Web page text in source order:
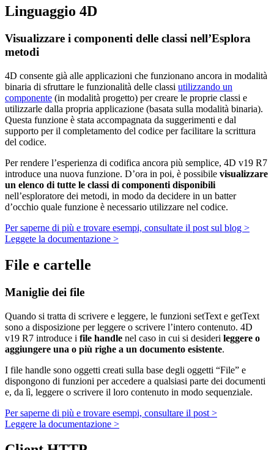
Linguaggio 4D
Visualizzare i componenti delle classi nell’Esplora
metodi
4D consente già alle applicazioni che funzionano ancora in modalità
binaria di sfruttare le funzionalità delle classi utilizzando un
componente (in modalità progetto) per creare le proprie classi e
utilizzarle dalla propria applicazione (basata sulla modalità binaria).
Questa funzione è stata accompagnata da suggerimenti e dal
supporto per il completamento del codice per facilitare la scrittura
del codice.
Per rendere l’esperienza di codifica ancora più semplice, 4D v19 R7
introduce una nuova funzione. D’ora in poi, è possibile visualizzare
un elenco di tutte le classi di componenti disponibili
nell’esploratore dei metodi, in modo da decidere in un batter
d’occhio quale funzione è necessario utilizzare nel codice.
Per saperne di più e trovare esempi, consultate il post sul blog >
Leggete la documentazione >
File e cartelle
Maniglie dei file
Quando si tratta di scrivere e leggere, le funzioni setText e getText
sono a disposizione per leggere o scrivere l’intero contenuto. 4D
v19 R7 introduce i file handle nel caso in cui si desideri leggere o
aggiungere una o più righe a un documento esistente.
I file handle sono oggetti creati sulla base degli oggetti “File” e
dispongono di funzioni per accedere a qualsiasi parte dei documenti
e, da lì, leggere o scrivere il loro contenuto in modo sequenziale.
Per saperne di più e trovare esempi, consultare il post >
Leggere la documentazione >